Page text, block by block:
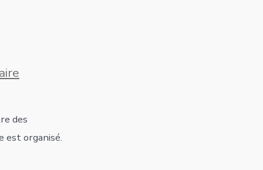
Echange
des
est organisé.